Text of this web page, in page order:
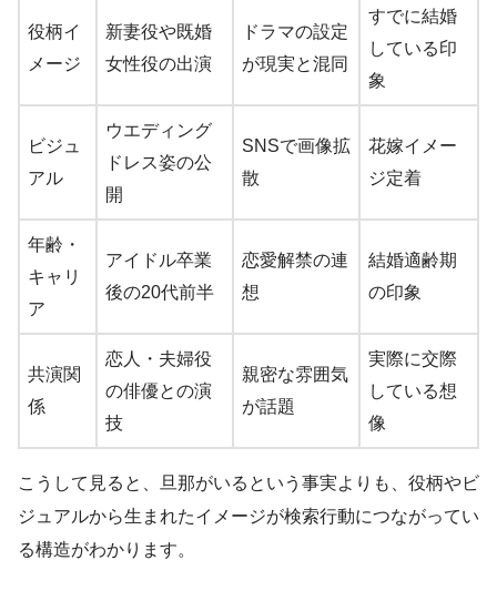
役柄イ
メージ
新妻役や既婚
女性役の出演
ドラマの設定
が現実と混同
すでに結婚
している印
象
ビジュ
アル
ウエディング
ドレス姿の公
開
SNSで画像拡
散
花嫁イメー
ジ定着
年齢・
キャリ
ア
アイドル卒業
後の20代前半
恋愛解禁の連
想
結婚適齢期
の印象
共演関
係
恋人・夫婦役
の俳優との演
技
親密な雰囲気
が話題
実際に交際
している想
像
こうして見ると、旦那がいるという事実よりも、役柄やビ
ジュアルから生まれたイメージが検索行動につながってい
る構造がわかります。